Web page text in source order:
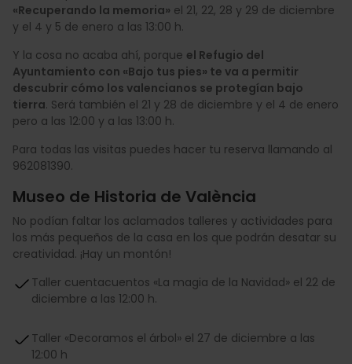
«Recuperando la memoria» el 21, 22, 28 y 29 de diciembre
y el 4 y 5 de enero a las 13:00 h.
Y la cosa no acaba ahí, porque el Refugio del
Ayuntamiento con «Bajo tus pies» te va a permitir
descubrir cómo los valencianos se protegían bajo
tierra. Será también el 21 y 28 de diciembre y el 4 de enero
pero a las 12:00 y a las 13:00 h.
Para todas las visitas puedes hacer tu reserva llamando al
962081390.
Museo de Historia de València
No podían faltar los aclamados talleres y actividades para
los más pequeños de la casa en los que podrán desatar su
creatividad. ¡Hay un montón!
Taller cuentacuentos «La magia de la Navidad» el 22 de
diciembre a las 12:00 h.
Taller «Decoramos el árbol» el 27 de diciembre a las
12:00 h